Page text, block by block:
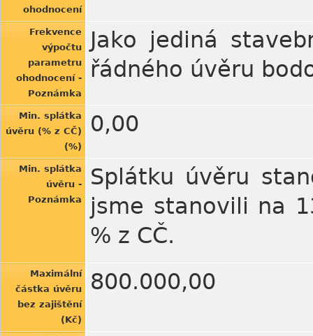
ohodnocení
Frekvence
výpočtu
parametru
ohodnocení -
Poznámka
Jako jediná
řádného úvěru
Min. splátka
úvěru (% z CČ)
(%)
0,00
Min. splátka
úvěru -
Poznámka
Splátku úvěru
jsme stanovili na
% z CČ.
Maximální
částka úvěru
bez zajištění
(Kč)
800.000,00